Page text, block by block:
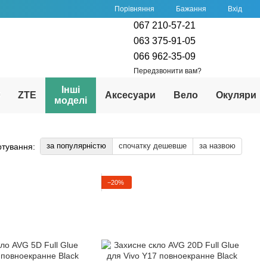
Порівняння Бажання Вхід
067 210-57-21
063 375-91-05
066 962-35-09
Передзвонити вам?
ZTE
Інші
моделі
Аксесуари Вело Окуляри
за популярністю спочатку дешевше за назвою
−20%